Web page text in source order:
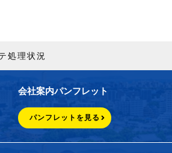
処理状況
会社案内パンフレット
パンフレットを見る